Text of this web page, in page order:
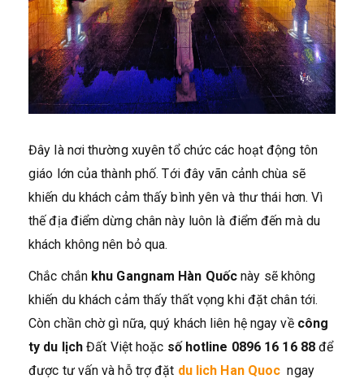
Đây là nơi thường xuyên tổ chức các hoạt động tôn
giáo lớn của thành phố. Tới đây vãn cảnh chùa sẽ
khiến du khách cảm thấy bình yên và thư thái hơn. Vì
thế địa điểm dừng chân này luôn là điểm đến mà du
khách không nên bỏ qua.
Chắc chắn khu Gangnam Hàn Quốc này sẽ không
khiến du khách cảm thấy thất vọng khi đặt chân tới.
Còn chần chờ gì nữa, quý khách liên hệ ngay về công
ty du lịchĐất Việt hoặc số hotline 0896 16 16 88để
được tư vấn và hỗ trợ đặt du lich Han Quoc ngay